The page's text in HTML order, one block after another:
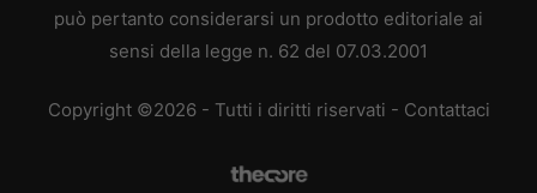
può pertanto considerarsi un prodotto editoriale ai
sensi della legge n. 62 del 07.03.2001
Copyright ©2026 - Tutti i diritti riservati - Contattaci